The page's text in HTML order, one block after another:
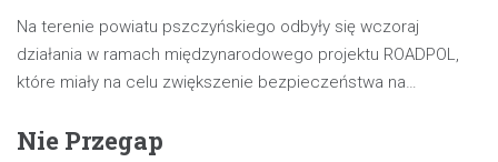
Na terenie powiatu pszczyńskiego odbyły się wczoraj
działania w ramach międzynarodowego projektu ROADPOL,
które miały na celu zwiększenie bezpieczeństwa na…
Nie Przegap